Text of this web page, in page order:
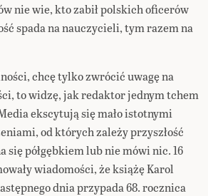
nie wie, kto zabił polskich oficerów
spada na nauczycieli, tym razem na
chcę tylko zwrócić uwagę na
to widzę, jak redaktor jednym tchem
ekscytują się mało istotnymi
od których zależy przyszłość
się półgębkiem lub nie mówi nic. 16
wiadomości, że książę Karol
dnia przypada 68. rocznica